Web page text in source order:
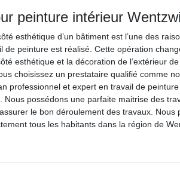
peinture intérieur
esthétique d’un bâtiment est l’une des
de peinture est réalisé. Cette opération
esthétique et la décoration de l’extérieur
choisissez un prestataire qualifié comme
professionnel et expert en travail de
Nous possédons une parfaite maitrise des
le bon déroulement des travaux. Nous
tous les habitants dans la région de